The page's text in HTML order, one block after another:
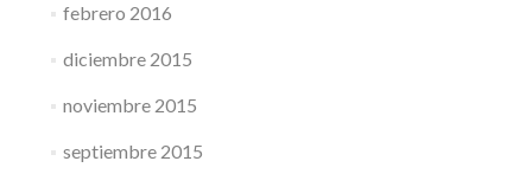
febrero 2016
diciembre 2015
noviembre 2015
septiembre 2015